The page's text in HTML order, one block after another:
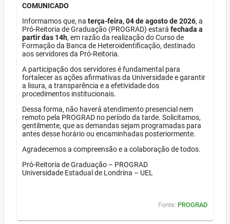
COMUNICADO
Informamos que, na terça-feira, 04 de agosto de 2026, a
Pró-Reitoria de Graduação (PROGRAD) estará fechada a
partir das 14h, em razão da realização do Curso de
Formação da Banca de Heteroidentificação, destinado
aos servidores da Pró-Reitoria.
A participação dos servidores é fundamental para
fortalecer as ações afirmativas da Universidade e garantir
a lisura, a transparência e a efetividade dos
procedimentos institucionais.
Dessa forma, não haverá atendimento presencial nem
remoto pela PROGRAD no período da tarde. Solicitamos,
gentilmente, que as demandas sejam programadas para
antes desse horário ou encaminhadas posteriormente.
Agradecemos a compreensão e a colaboração de todos.
Pró-Reitoria de Graduação – PROGRAD
Universidade Estadual de Londrina – UEL
Fonte: PROGRAD